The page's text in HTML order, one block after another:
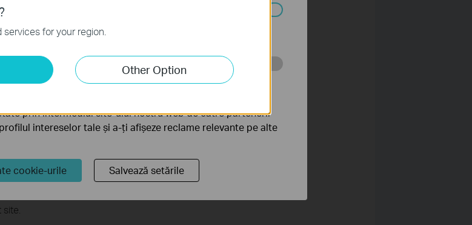
Customer Support here.
for your region.
Other Option
funcționarea site-ului web și nu pot fi dezactivate în
analizăm activitățile tale de pe site-ul nostru web a
site-ului.
prin intermediul site-ului nostru web de către partenerii
intereselor tale și a-ți afișeze reclame relevante pe alte
cookie-urile Salvează setările